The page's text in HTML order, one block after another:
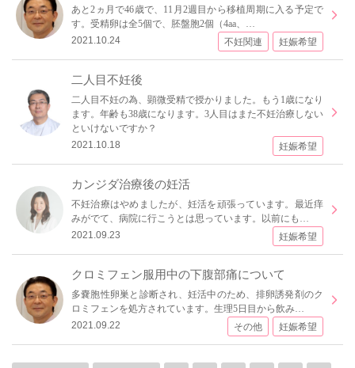
あと2ヵ月で46歳で、11月2週目から移植周期に入る予定で
す。受精卵は全5個で、胚盤胞2個（4aa、…
2021.10.24
不妊関連 妊娠希望
二人目不妊後
二人目不妊の為、顕微受精で授かりました。もう1歳になり
ます。年齢も38歳になります。3人目はまた不妊治療しない
といけないですか？
2021.10.18
妊娠希望
カンジダ治療後の妊活
不妊治療はやめましたが、妊活を頑張っています。最近痒
みがでて、病院に行こうとは思っています。以前にも…
2021.09.23
妊娠希望
クロミフェン服用中の下腹部痛について
多嚢胞性卵巣と診断され、妊活中のため、排卵誘発剤のク
ロミフェンを処方されています。生理5日目から飲み…
2021.09.22
その他 妊娠希望